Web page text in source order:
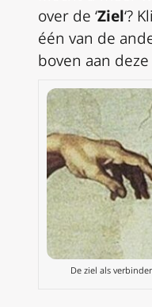
over de ‘Ziel‘?
één van de
boven aan
De ziel als